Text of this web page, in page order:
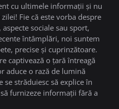
cu ultimele informații și nu
Fie că este vorba despre
sociale sau sport,
întâmplări, noi suntem
precise și cuprinzătoare.
captivează o țară întreagă
aduce o rază de lumină
se străduiesc să explice în
furnizeze informații fără a